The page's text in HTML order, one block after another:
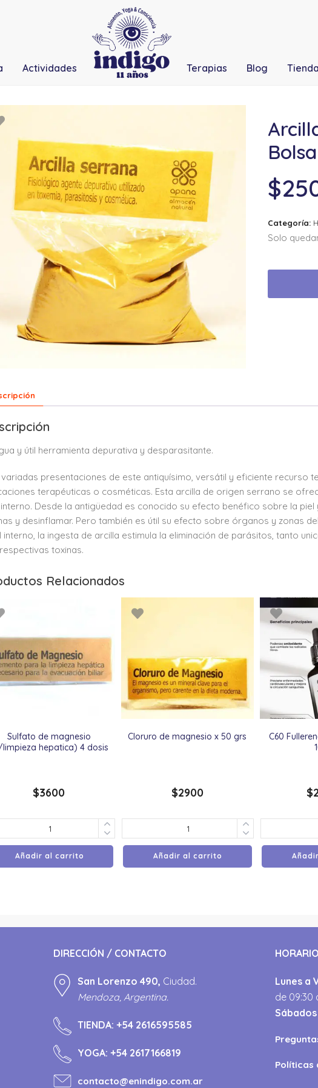
Actividades Terapias Blog Tienda
$
Categoría:
Solo
y útil herramienta depurativa y desparasitante.
variadas presentaciones de este antiquísimo, versátil y eficiente recurso
terapéuticas o cosméticas. Esta arcilla de origen serrano se
Desde la antigüedad es conocido su efecto benéfico sobre la
y desinflamar. Pero también es útil su efecto sobre órganos y zonas
interno, la ingesta de arcilla estimula la eliminación de parásitos, tanto
toxinas.
Relacionados
Sulfato de magnesio
hepatica) 4 dosis
$3600
Añadir al carrito
Cloruro de magnesio x 50 grs
$2900
Añadir al carrito
C60
$
DIRECCIÓN / CONTACTO
San Lorenzo 490, Ciudad.
Mendoza, Argentina.
TIENDA: +54 2616595585
YOGA: +54 2617166819
contacto@enindigo.com.ar
Lunes a
de 09:30
Sábados
Políticas